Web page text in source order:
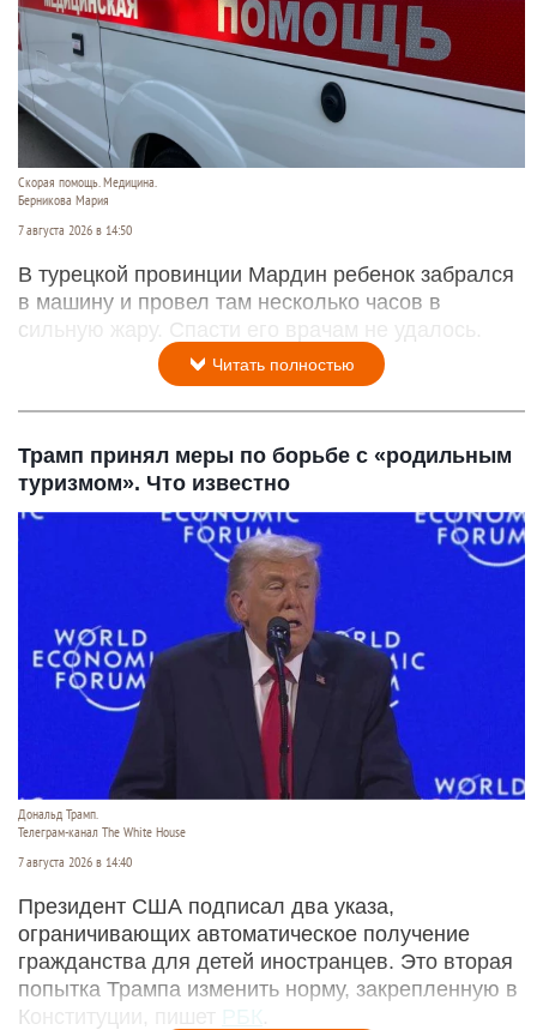
Скорая помощь. Медицина.
Берникова Мария
7 августа 2026 в 14:50
В турецкой провинции Мардин ребенок забрался
в машину и провел там несколько часов в
сильную жару. Спасти его врачам не удалось.
Читать полностью
Трамп принял меры по борьбе с «родильным
туризмом». Что известно
Дональд Трамп.
Телеграм-канал The White House
7 августа 2026 в 14:40
Президент США подписал два указа,
ограничивающих автоматическое получение
гражданства для детей иностранцев. Это вторая
попытка Трампа изменить норму, закрепленную в
Конституции, пишет РБК